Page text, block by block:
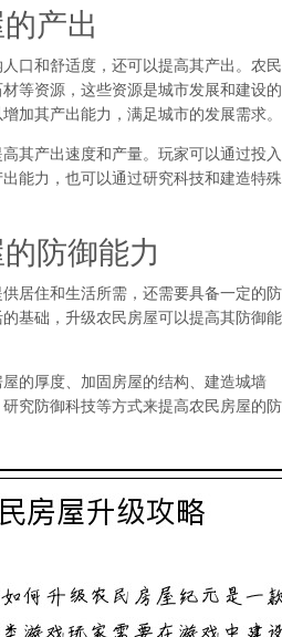
产出
口和舒适度，还可以提高其产出。农民
等资源，这些资源是城市发展和建设的
加其产出能力，满足城市的发展需求。
其产出速度和产量。玩家可以通过投入
能力，也可以通过研究科技和建造特殊
防御能力
居住和生活所需，还需要具备一定的防
基础，升级农民房屋可以提高其防御能
的厚度、加固房屋的结构、建造城墙
究防御科技等方式来提高农民房屋的防